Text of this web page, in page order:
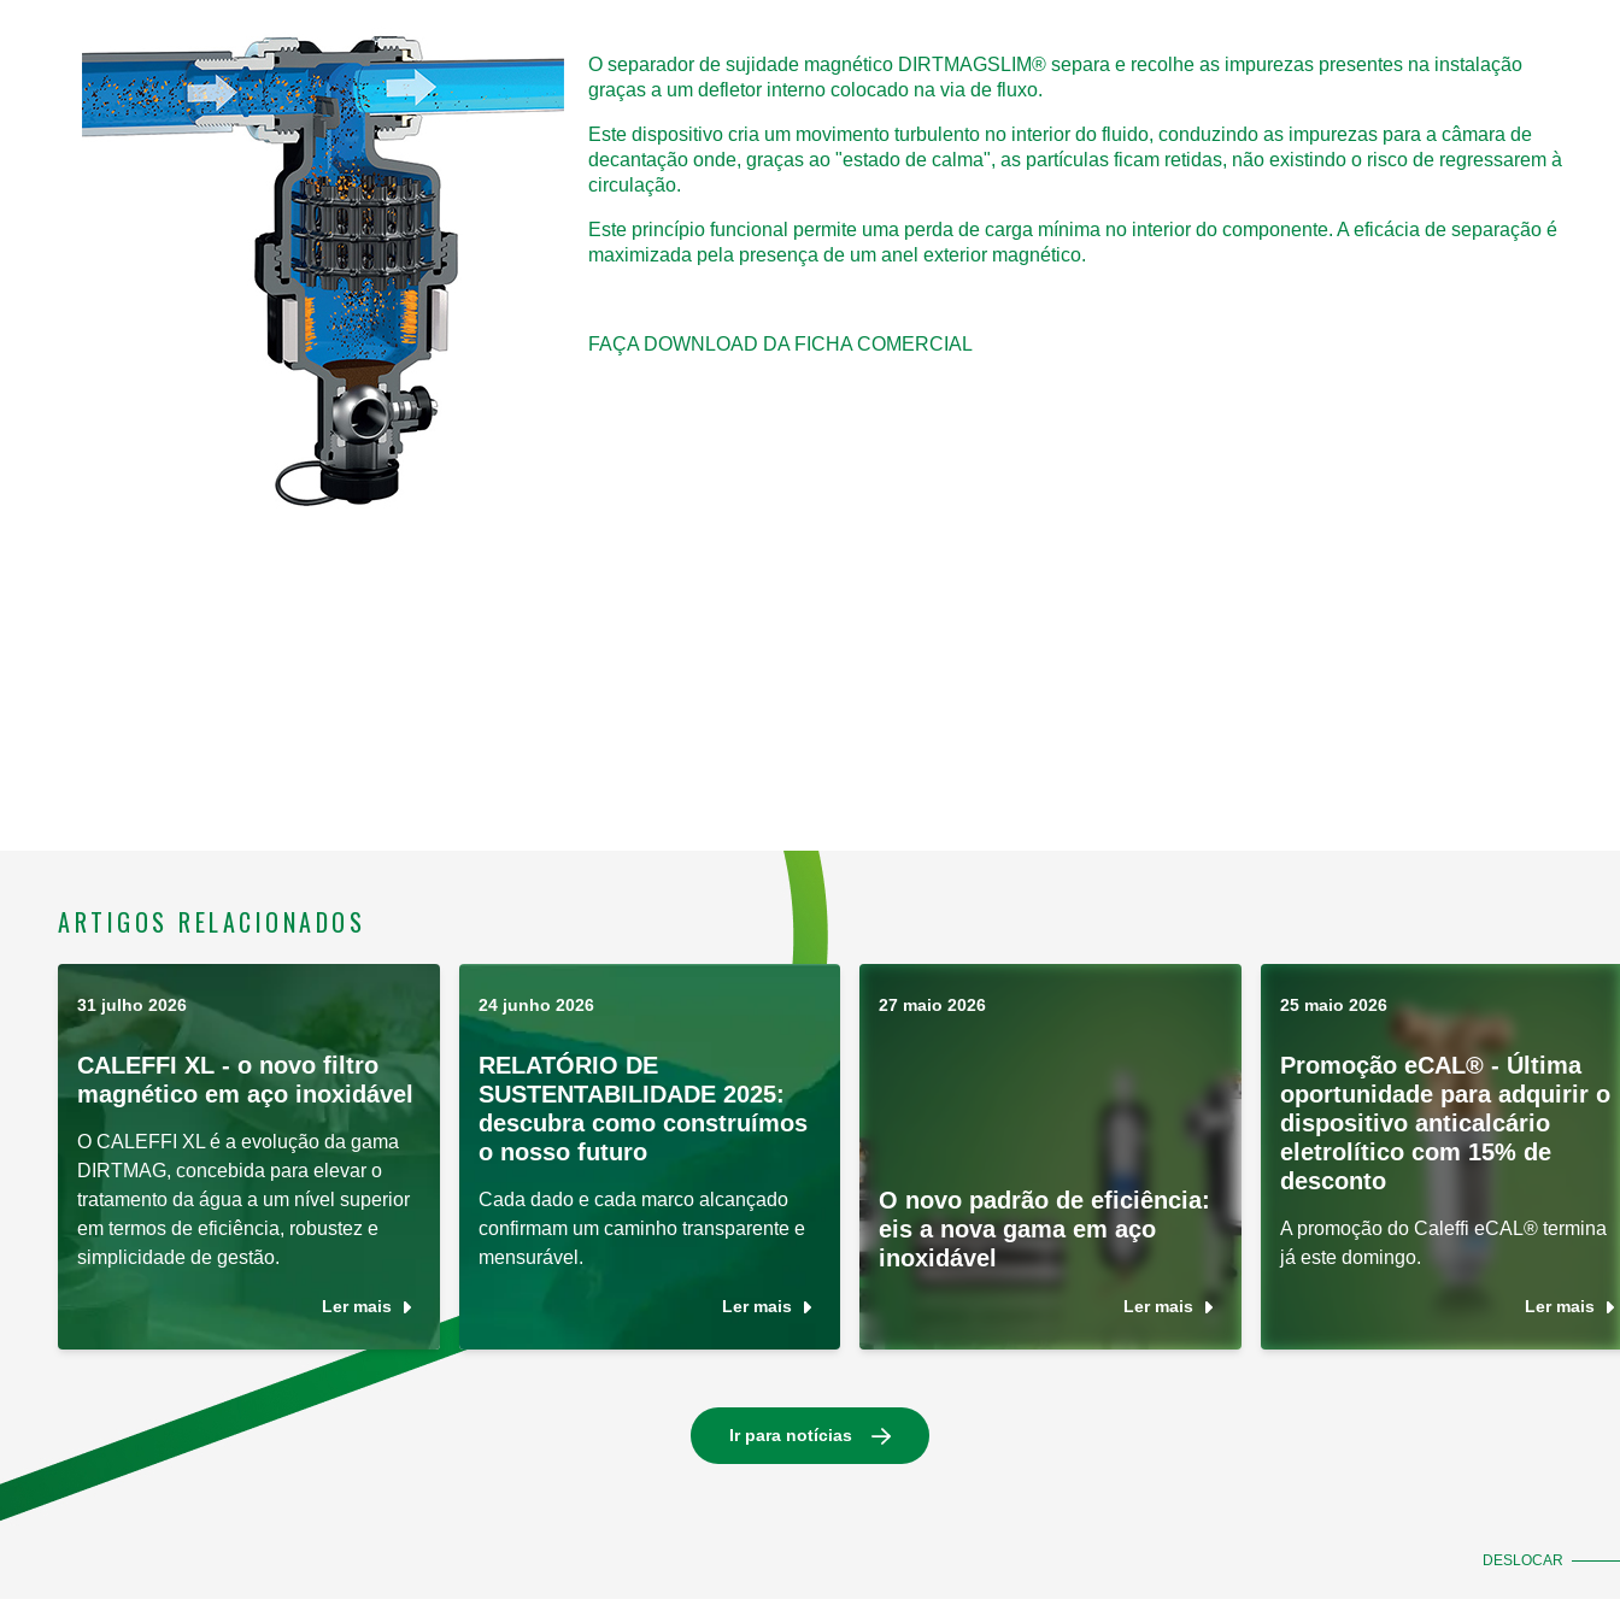
O separador de sujidade magnético DIRTMAGSLIM® separa e recolhe as impurezas presentes na instalação
graças a um defletor interno colocado na via de fluxo.
Este dispositivo cria um movimento turbulento no interior do fluido, conduzindo as impurezas para a câmara de
decantação onde, graças ao "estado de calma", as partículas ficam retidas, não existindo o risco de regressarem à
circulação.
Este princípio funcional permite uma perda de carga mínima no interior do componente. A eficácia de separação é
maximizada pela presença de um anel exterior magnético.
FAÇA DOWNLOAD DA FICHA COMERCIAL
ARTIGOS RELACIONADOS
31 julho 2026
CALEFFI XL - o novo filtro
magnético em aço inoxidável
O CALEFFI XL é a evolução da gama
DIRTMAG, concebida para elevar o
tratamento da água a um nível superior
em termos de eficiência, robustez e
simplicidade de gestão.
Ler mais
24 junho 2026
RELATÓRIO DE
SUSTENTABILIDADE 2025:
descubra como construímos
o nosso futuro
Cada dado e cada marco alcançado
confirmam um caminho transparente e
mensurável.
Ler mais
27 maio 2026
O novo padrão de eficiência:
eis a nova gama em aço
inoxidável
Ler mais
25 maio 2026
Promoção eCAL® - Última
oportunidade para adquirir o
dispositivo anticalcário
eletrolítico com 15% de
desconto
A promoção do Caleffi eCAL® termina
já este domingo.
Ler mais
DESLOCAR
Ir para notícias